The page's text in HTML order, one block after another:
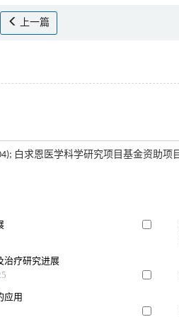
上一篇
白求恩医学科学研究项目基金资助项